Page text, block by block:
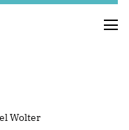
Wolter